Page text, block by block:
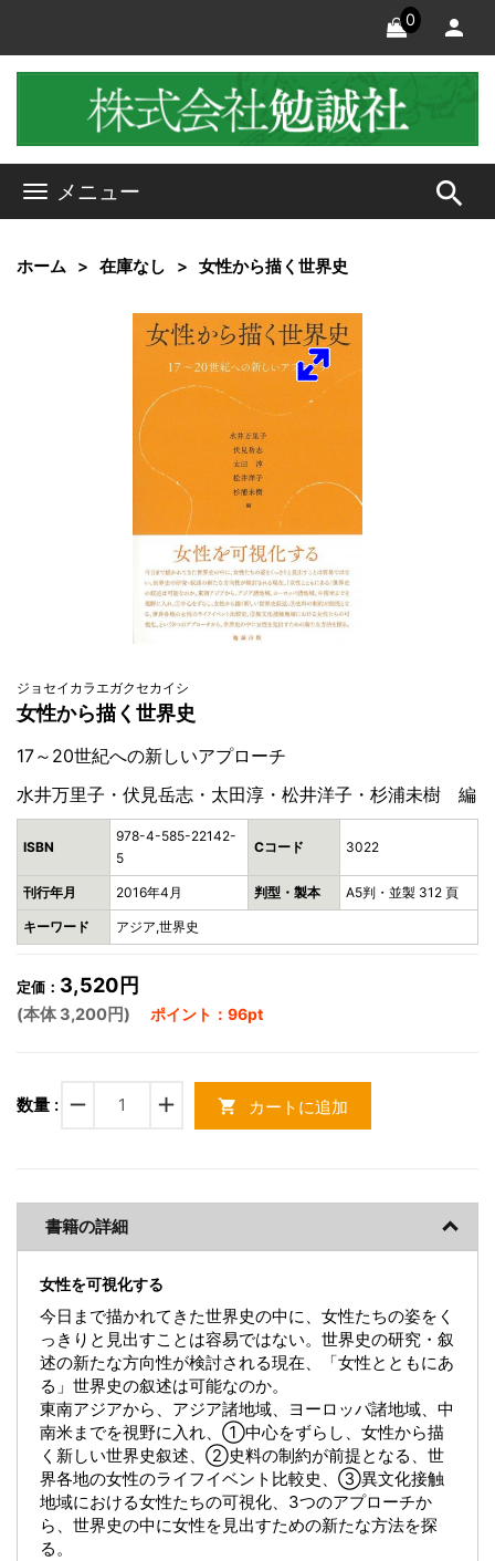
0
メニュー search
ホーム 在庫なし 女性から描く世界史
ジョセイカラエガクセカイシ
女性から描く世界史
17～20世紀への新しいアプローチ
水井万里子・伏見岳志・太田淳・松井洋子・杉浦未樹 編
ISBN
978-4-585-22142-
5
Cコード 3022
刊行年月 2016年4月 判型・製本 A5判・並製 312 頁
キーワード アジア,世界史
定価： 3,520円
(本体 3,200円) ポイント：96pt
数量 : remove add shopping_cart カートに追加
書籍の詳細
女性を可視化する
今日まで描かれてきた世界史の中に、女性たちの姿をく
っきりと見出すことは容易ではない。世界史の研究・叙
述の新たな方向性が検討される現在、「女性とともにあ
る」世界史の叙述は可能なのか。
東南アジアから、アジア諸地域、ヨーロッパ諸地域、中
南米までを視野に入れ、①中心をずらし、女性から描
く新しい世界史叙述、②史料の制約が前提となる、世
界各地の女性のライフイベント比較史、③異文化接触
地域における女性たちの可視化、3つのアプローチか
ら、世界史の中に女性を見出すための新たな方法を探
る。